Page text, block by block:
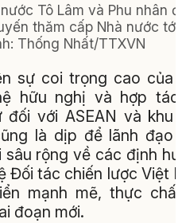
Tô Lâm và Phu nhân
thăm cấp Nhà nước tới
Thống Nhất/TTXVN
sự coi trọng cao của
hữu nghị và hợp
đối với ASEAN và khu
là dịp để lãnh đạo
rộng về các định
Đối tác chiến lược Việt
mạnh mẽ, thực
đoạn mới.